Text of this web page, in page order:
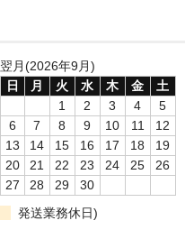
翌月(2026年9月)
日
月 火 水 木 金
土
1
2 3 4
5
6
7 8 9 10 11
12
13
14 15 16 17 18
19
20
21 22 23 24 25
26
27
28 29
30
発送業務休日)